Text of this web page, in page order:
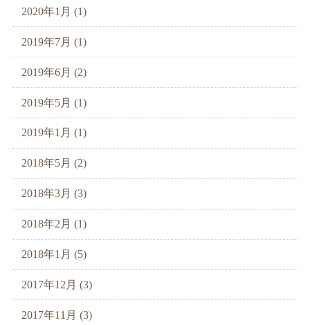
2020年1月 (1)
2019年7月 (1)
2019年6月 (2)
2019年5月 (1)
2019年1月 (1)
2018年5月 (2)
2018年3月 (3)
2018年2月 (1)
2018年1月 (5)
2017年12月 (3)
2017年11月 (3)